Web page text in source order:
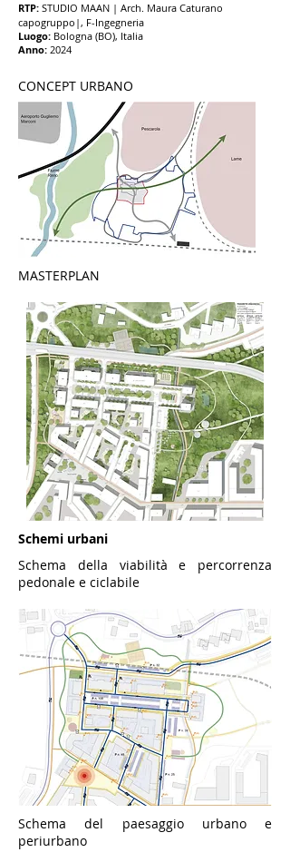
RTP: STUDIO MAAN | Arch. Maura Caturano
capogruppo|, F-Ingegneria
Luogo: Bologna (BO), Italia
Anno: 2024
CONCEPT URBANO
MASTERPLAN
Schemi urbani
Schema della viabilità e percorrenza
pedonale e ciclabile
Schema del paesaggio urbano e
periurbano